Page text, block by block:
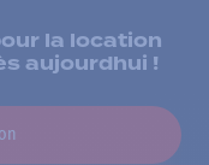
la location
aujourdhui !